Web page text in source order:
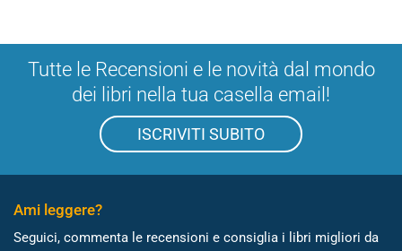
Tutte le Recensioni e le novità dal mondo
dei libri nella tua casella email!
ISCRIVITI SUBITO
Ami leggere?
Seguici, commenta le recensioni e consiglia i libri migliori da